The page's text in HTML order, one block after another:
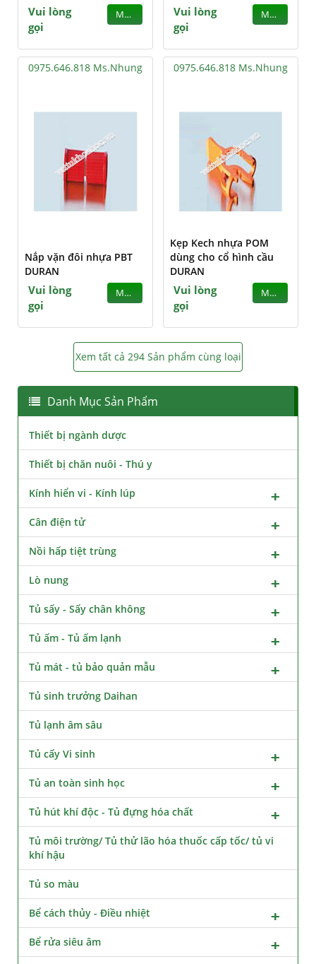
Vui lòng
gọi
MUA
Vui lòng
gọi
MUA
0975.646.818 Ms.Nhung
Nắp vặn đôi nhựa PBT
DURAN
Vui lòng
gọi
MUA
0975.646.818 Ms.Nhung
Kẹp Kech nhựa POM
dùng cho cổ hình cầu
DURAN
Vui lòng
gọi
MUA
Xem tất cả 294 Sản phẩm cùng loại
Danh Mục Sản Phẩm
Thiết bị ngành dược
Thiết bị chăn nuôi - Thú y
Kính hiển vi - Kính lúp
Cân điện tử
Nồi hấp tiệt trùng
Lò nung
Tủ sấy - Sấy chân không
Tủ ấm - Tủ ấm lạnh
Tủ mát - tủ bảo quản mẫu
Tủ sinh trưởng Daihan
Tủ lạnh âm sâu
Tủ cấy Vi sinh
Tủ an toàn sinh học
Tủ hút khí độc - Tủ đựng hóa chất
Tủ môi trường/ Tủ thử lão hóa thuốc cấp tốc/ tủ vi
khí hậu
Tủ so màu
Bể cách thủy - Điều nhiệt
Bể rửa siêu âm